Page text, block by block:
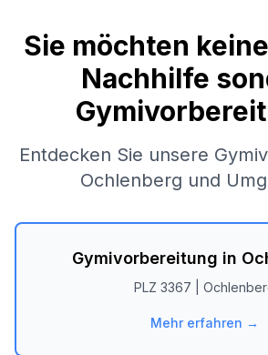
Sie möchten
Nachhilfe
Entdecken Sie unsere
Ochlenberg und
Gymivorbereitung in
PLZ 3367
Mehr erfahren →